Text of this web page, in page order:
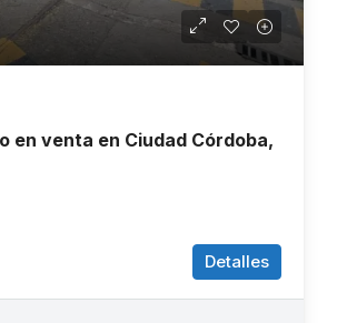
en venta en Ciudad Córdoba,
Detalles